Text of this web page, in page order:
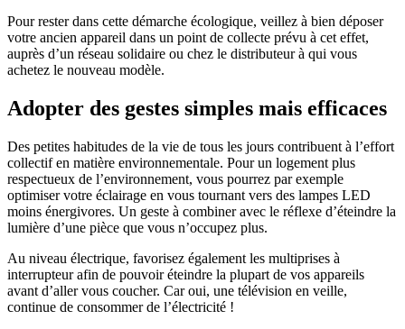
Pour rester dans cette démarche écologique, veillez à bien déposer
votre ancien appareil dans un point de collecte prévu à cet effet,
auprès d’un réseau solidaire ou chez le distributeur à qui vous
achetez le nouveau modèle.
Adopter des gestes simples mais efficaces
Des petites habitudes de la vie de tous les jours contribuent à l’effort
collectif en matière environnementale. Pour un logement plus
respectueux de l’environnement, vous pourrez par exemple
optimiser votre éclairage en vous tournant vers des lampes LED
moins énergivores. Un geste à combiner avec le réflexe d’éteindre la
lumière d’une pièce que vous n’occupez plus.
Au niveau électrique, favorisez également les multiprises à
interrupteur afin de pouvoir éteindre la plupart de vos appareils
avant d’aller vous coucher. Car oui, une télévision en veille,
continue de consommer de l’électricité !